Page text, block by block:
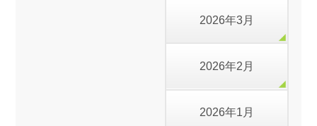
2026年3月
2026年2月
2026年1月